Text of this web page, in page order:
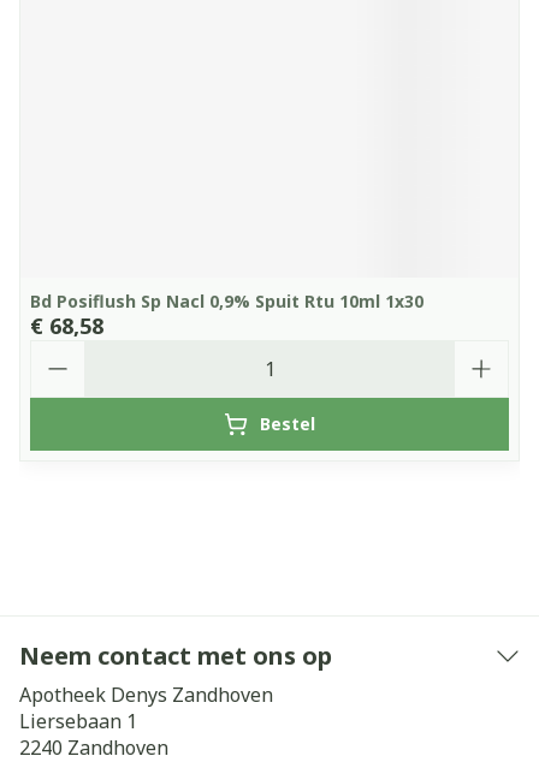
Bd Posiflush Sp Nacl 0,9% Spuit Rtu 10ml 1x30
€ 68,58
Bestel
Neem contact met ons op
Apotheek Denys Zandhoven
Liersebaan 1
2240 Zandhoven